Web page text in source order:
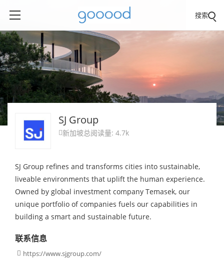
搜索
SJ Group
新加坡总阅读量: 4.7k
SJ Group refines and transforms cities into sustainable,
liveable environments that uplift the human experience.
Owned by global investment company Temasek, our
unique portfolio of companies fuels our capabilities in
building a smart and sustainable future.
联系信息
 https://www.sjgroup.com/